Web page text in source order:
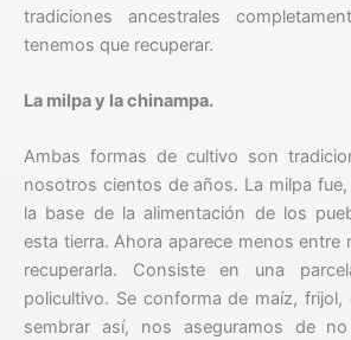
tradiciones ancestrales
tenemos que recuperar.
La milpa y la chinampa.
Ambas formas de cultivo son
nosotros cientos de años. La milpa
la base de la alimentación de los
esta tierra. Ahora aparece menos entre
recuperarla. Consiste en una
policultivo. Se conforma de maíz, frijol,
sembrar así, nos aseguramos de